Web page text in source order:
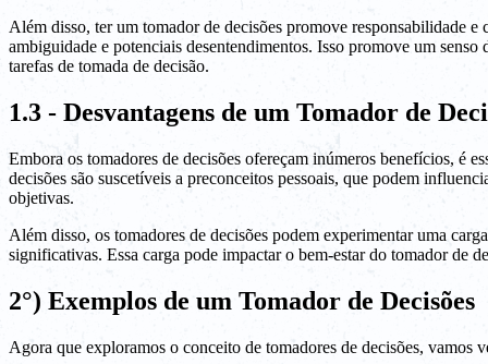
Além disso, ter um tomador de decisões promove responsabilidade
ambiguidade e potenciais desentendimentos. Isso promove um
tarefas de tomada de decisão.
1.3 - Desvantagens de um Tomador de
Embora os tomadores de decisões ofereçam inúmeros benefícios, é
decisões são suscetíveis a preconceitos pessoais, que podem
objetivas.
Além disso, os tomadores de decisões podem experimentar uma
significativas. Essa carga pode impactar o bem-estar do tomador de
2°) Exemplos de um Tomador de Decisões
Agora que exploramos o conceito de tomadores de decisões,